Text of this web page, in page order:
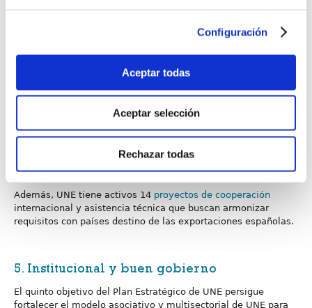
Configuración
Aceptar todas
Aceptar selección
Rechazar todas
con los organismos que componen la infraestructura de la
La normalización es cada vez más global y el 85 % de las
normas del catálogo español tienen un origen europeo o
Al cierre de 2019, la Asociación tiene vigentes 14 convenios
con las entidades de normalización de países de
Latinoamérica, así como con la Asociación Mercosur de
Normalización.
Además, UNE tiene activos 14 proyectos de cooperación
internacional y asistencia técnica que buscan armonizar
requisitos con países destino de las exportaciones españolas.
5. Institucional y buen gobierno
El quinto objetivo del Plan Estratégico de UNE persigue
fortalecer el modelo asociativo y multisectorial de UNE para